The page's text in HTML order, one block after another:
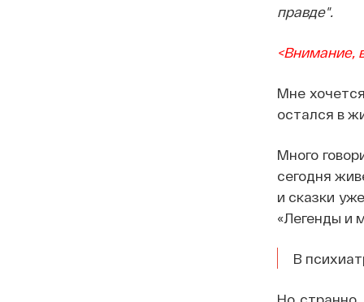
правде".
<Внимание,
Мне
остался в
Много
сегодня
и сказки
«Легенды и
В
Но